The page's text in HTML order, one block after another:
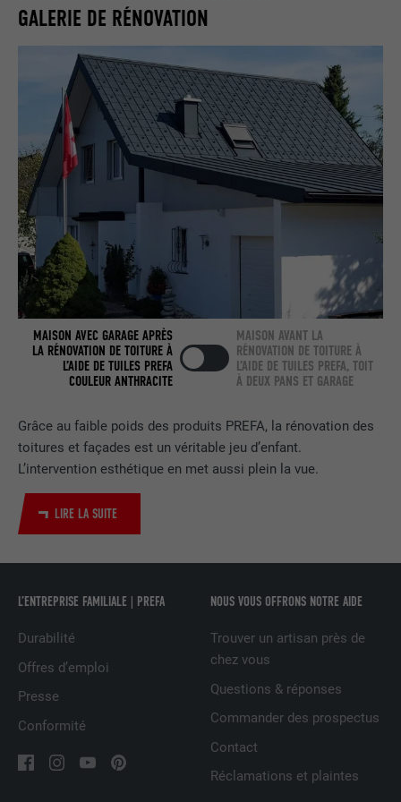
Grâce au faible poids des produits PREFA, la rénovation des
toitures et façades est un véritable jeu d’enfant.
L’intervention esthétique en met aussi plein la vue.
LIRE LA SUITE
GALERIE DE RÉNOVATION
MAISON AVEC GARAGE APRÈS
LA RÉNOVATION DE TOITURE À
L’AIDE DE TUILES PREFA
COULEUR ANTHRACITE
MAISON AVANT LA
RÉNOVATION DE TOITURE À
L’AIDE DE TUILES PREFA, TOIT
À DEUX PANS ET GARAGE
L’ENTREPRISE FAMILIALE | PREFA
Durabilité
Offres d’emploi
Presse
Conformité
NOUS VOUS OFFRONS NOTRE AIDE
Trouver un artisan près de
chez vous
Questions & réponses
Commander des prospectus
Contact
Réclamations et plaintes
Utilisé par LinkedIn lorsqu'un site
NOM bcookie
FOURNISSEUR LinkedIn
UTILITÉ
Utilisé par le service de réseau social
LinkedIn pour suivre l'utilisation de
services intégrés.
NOM bscookie
FOURNISSEUR LinkedIn
EXPIRATION 2 ans
UTILITÉ
Utilisé par le service de réseau social
LinkedIn pour suivre l'utilisation de
FOURNISSEUR LinkedIn
EXPIRATION
plusieurs sites Internet afin d'afficher de
la publicité adaptée aux préférences de